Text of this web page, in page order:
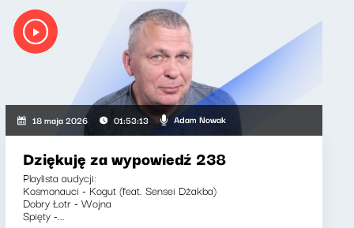
18 maja 2026 01:53:13 Adam Nowak
Dziękuję za wypowiedź 238
Playlista audycji:
Kosmonauci - Kogut (feat. Sensei Dżakba)
Dobry Łotr - Wojna
Spięty -...